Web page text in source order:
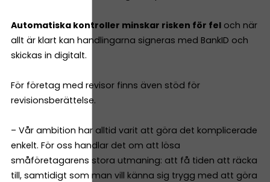
Automatiska kontroller minskar risken för fel och när
allt är klart kan handlingarna signeras med BankID och
skickas in digitalt.
För företag med revisor finns även stöd för
revisionsberättelse.
– Vår ambition har alltid varit att göra det komplicerade
enkelt. För oss handlar det om att lösa
småföretagarens stora utmaning: att få tiden att räcka
till, samtidigt som man vill känna sig trygg med att göra